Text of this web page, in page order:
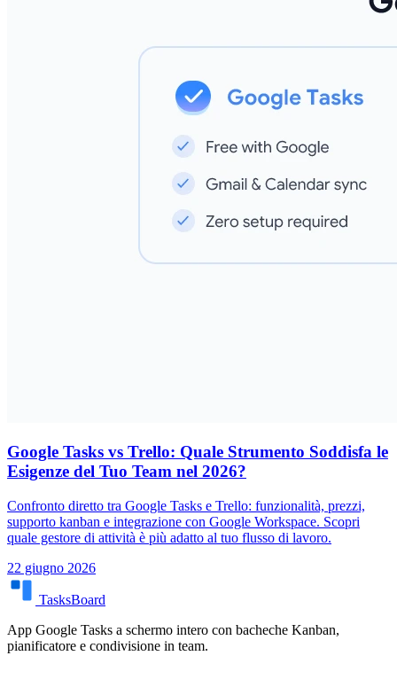
Google Tasks vs Trello: Quale Strumento Soddisfa le
Esigenze del Tuo Team nel 2026?
Confronto diretto tra Google Tasks e Trello: funzionalità, prezzi,
supporto kanban e integrazione con Google Workspace. Scopri
quale gestore di attività è più adatto al tuo flusso di lavoro.
22 giugno 2026
TasksBoard
App Google Tasks a schermo intero con bacheche Kanban,
pianificatore e condivisione in team.